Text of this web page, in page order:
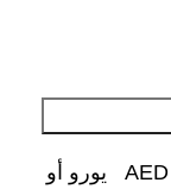
توصيل مجاني عند الشراء بقيمة AED 400 يورو أو